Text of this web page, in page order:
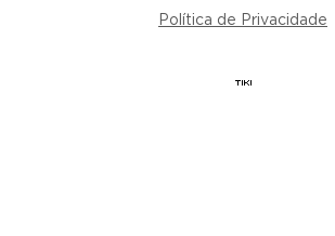
Política de Privacidade